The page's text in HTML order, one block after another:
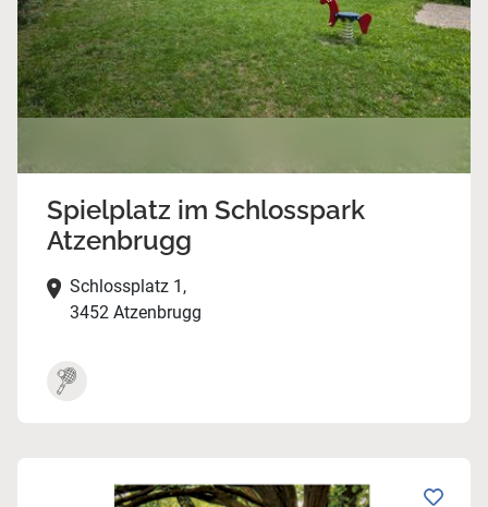
Spielplatz im Schlosspark
Atzenbrugg
Schlossplatz 1,
3452 Atzenbrugg